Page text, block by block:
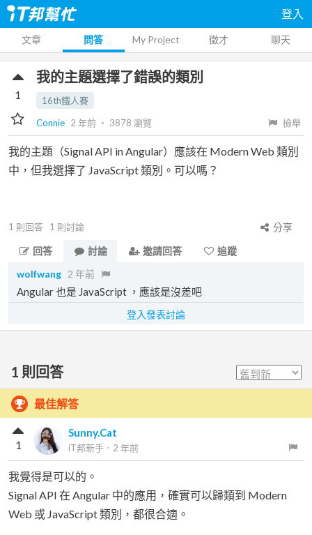
登入
文章 問答 My Project 徵才 聊天
我的主題選擇了錯誤的類別
16th鐵人賽
Connie 2 年前 ‧ 3878 瀏覽 檢舉
1
我的主題（Signal API in Angular）應該在 Modern Web 類別
中，但我選擇了 JavaScript 類別。可以嗎？
1 則回答 1 則討論
分享
回答
討論 邀請回答
追蹤
wolfwang 2 年前
Angular 也是 JavaScript ，應該是沒差吧
登入發表討論
1 則回答
最佳解答
Sunny.Cat
iT邦新手 ． 2 年前
1
我覺得是可以的。
Signal API 在 Angular 中的應用，確實可以歸類到 Modern
Web 或 JavaScript 類別，都很合適。